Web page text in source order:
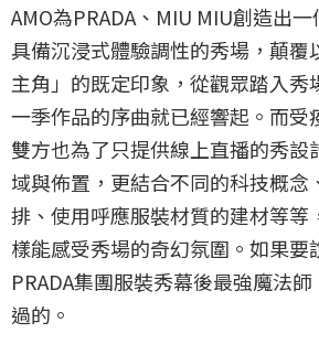
AMO為PRADA、MIU MIU創造出
具備沉浸式體驗調性的秀場，顛覆
主角」的既定印象，從觀眾踏入秀
一季作品的序曲就已經響起。而受
雙方也為了只提供線上直播的秀設
域與佈置，更結合不同的科技概念
排、使用呼應服裝材質的建材等等
樣能感受秀場的奇幻氛圍。如果要
PRADA集團服裝秀幕後最強魔法
過的。